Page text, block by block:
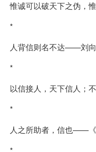
惟诚可以破天下之伪，
*
人背信则名不达——刘向
*
以信接人，天下信人；
*
人之所助者，信也——《